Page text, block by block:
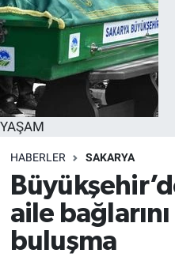
YAŞAM
HABERLER SAKARYA
aile
buluşma